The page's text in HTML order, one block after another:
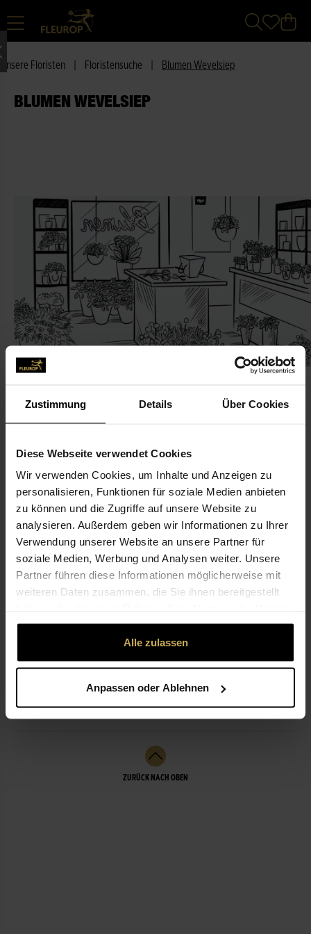
Zustimmung Details Über Cookies
Diese Webseite verwendet Cookies
Wir verwenden Cookies, um Inhalte und Anzeigen zu
personalisieren, Funktionen für soziale Medien anbieten
zu können und die Zugriffe auf unsere Website zu
analysieren. Außerdem geben wir Informationen zu Ihrer
Verwendung unserer Website an unsere Partner für
soziale Medien, Werbung und Analysen weiter. Unsere
Partner führen diese Informationen möglicherweise mit
weiteren Daten zusammen, die Sie ihnen bereitgestellt
gesammelt haben.
Alle zulassen
Anpassen oder Ablehnen
Unsere Floristen Floristensuche Blumen Wevelsiep
BLUMEN WEVELSIEP
KONTAKT
Blumen Wevelsiep
Wevelsiep, Werner
Ruhrstr. 136
44869 Bochum
02327-714 14
w.wevelsiep@googlemail.com
NICHT LIEFERBEREIT
LEISTUNGEN
ZURÜCK NACH OBEN